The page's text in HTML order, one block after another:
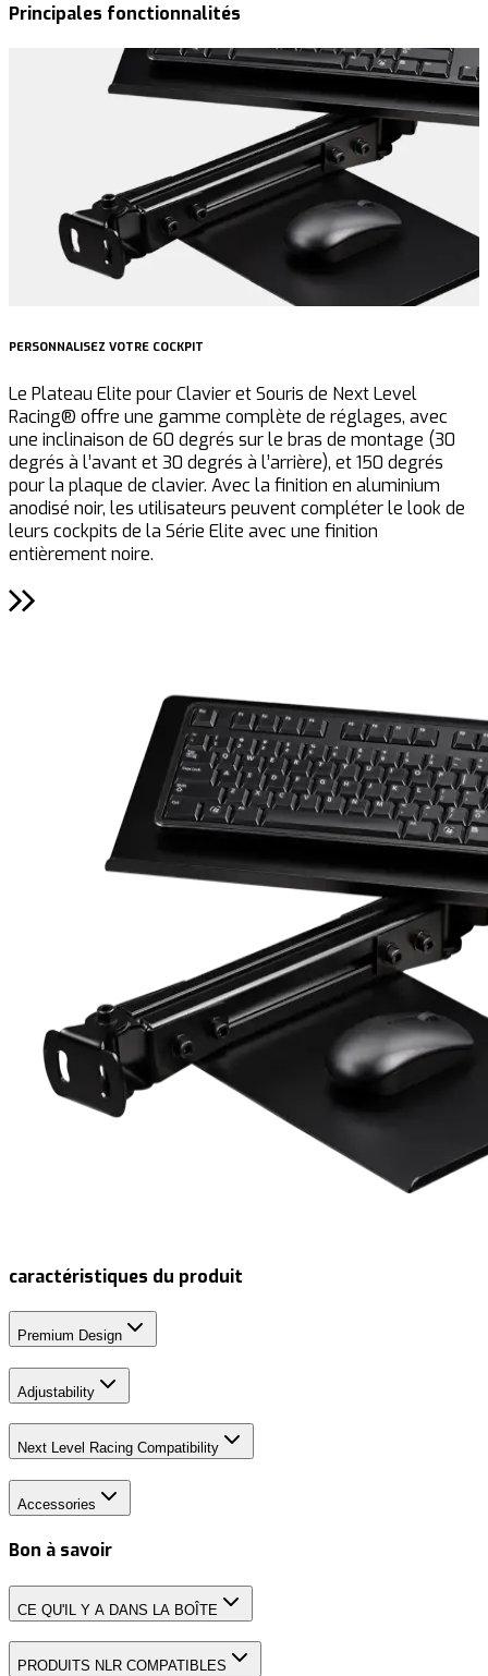
Principales fonctionnalités
PERSONNALISEZ VOTRE COCKPIT
Le Plateau Elite pour Clavier et Souris de Next Level
Racing® offre une gamme complète de réglages, avec
une inclinaison de 60 degrés sur le bras de montage (30
degrés à l’avant et 30 degrés à l’arrière), et 150 degrés
pour la plaque de clavier. Avec la finition en aluminium
anodisé noir, les utilisateurs peuvent compléter le look de
leurs cockpits de la Série Elite avec une finition
entièrement noire.
caractéristiques du produit
Premium Design
Adjustability
Next Level Racing Compatibility
Accessories
Bon à savoir
CE QU'IL Y A DANS LA BOÎTE
PRODUITS NLR COMPATIBLES